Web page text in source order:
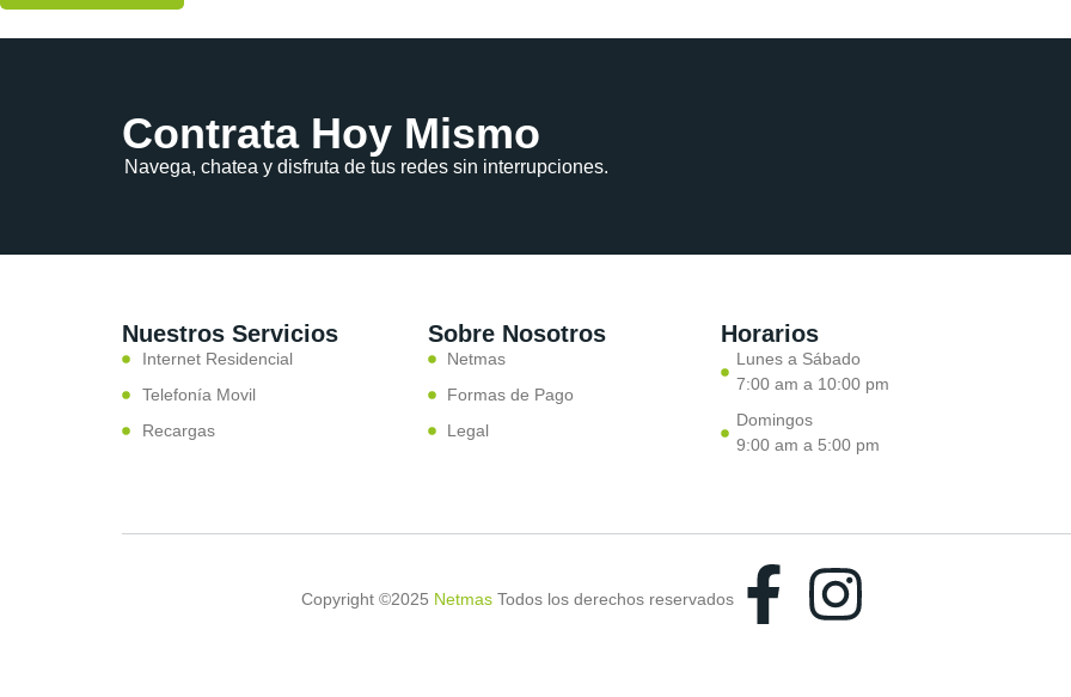
Contrata Hoy Mismo
Navega, chatea y disfruta de tus redes sin interrupciones.
Nuestros Servicios
Internet Residencial
Telefonía Movil
Recargas
Sobre Nosotros
Netmas
Formas de Pago
Legal
Horarios
Lunes a Sábado
7:00 am a 10:00 pm
Domingos
9:00 am a 5:00 pm
Copyright ©2025 Netmas Todos los derechos reservados